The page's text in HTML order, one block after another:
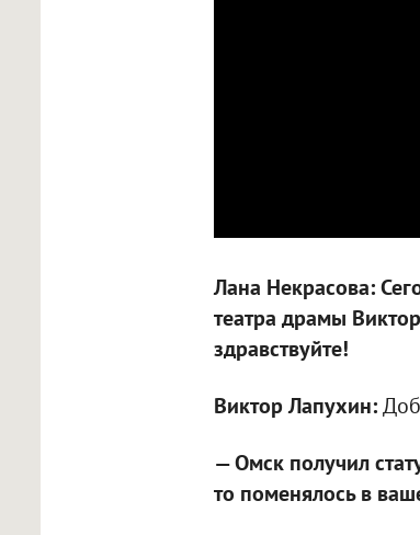
Лана Некрасова:
театра драмы
здравствуйте!
Виктор Лапухин:
— Омск получил
то поменялось в